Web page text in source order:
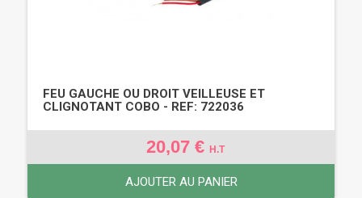
FEU GAUCHE OU DROIT VEILLEUSE ET
CLIGNOTANT COBO - REF: 722036
20,07 € H.T
AJOUTER AU PANIER